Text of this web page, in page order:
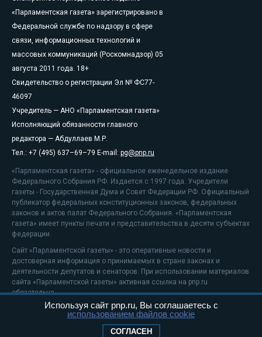
«Парламентская газета» зарегистрировано в
Федеральной службе по надзору в сфере
связи, информационных технологий и
массовых коммуникаций (Роскомнадзор) 05
августа 2011 года. 18+
Свидетельство о регистрации Эл № ФС77-
46097
Учредитель — АНО «Парламентская газета»
Исполняющий обязанности главного
редактора — Абдуллаев М.Р.
Тел.: +7 (495) 637–69–79 E-mail: pg@pnp.ru
«Парламентская газета» - официальное еженедельное издание
Федерального Собрания РФ. Издается с 1997 года. Учредители
газеты - Государственная Дума и Совет Федерации РФ. Официальный
публикатор федеральных конституционных законов, федеральных
законов и актов палат Федерального Собрания. «Парламентская
газета» имеет пункты печати и представительства в десяти субъектах
федерации.
Сайт «Парламентской газеты» - это оперативные новости и
достоверная информация о принимаемых в стране законах и
деятельности депутатов и сенаторов. При использовании материалов
сайта «Парламентской газеты» активная ссылка на pnp.ru
обязательна.
На информационном ресурсе применяютсярекомендательные
Положение о защите персональных данных
Используя сайт pnp.ru, Вы соглашаетесь с
использованием файлов cookie
СОГЛАСЕН